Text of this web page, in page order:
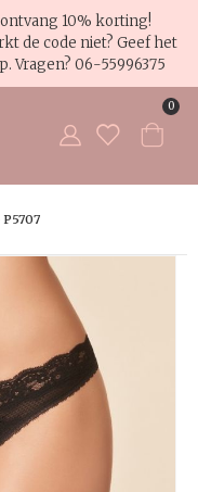
10% korting!
de code niet? Geef het
Vragen? 06-55996375
Cart
0
P5707